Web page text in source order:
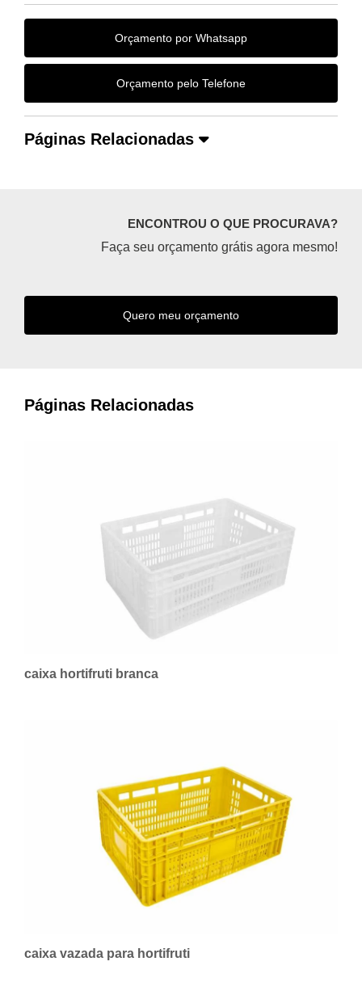
Orçamento por Whatsapp
Orçamento pelo Telefone
Páginas Relacionadas
ENCONTROU O QUE PROCURAVA?
Faça seu orçamento grátis agora mesmo!
Quero meu orçamento
Páginas Relacionadas
caixa hortifruti branca
caixa vazada para hortifruti